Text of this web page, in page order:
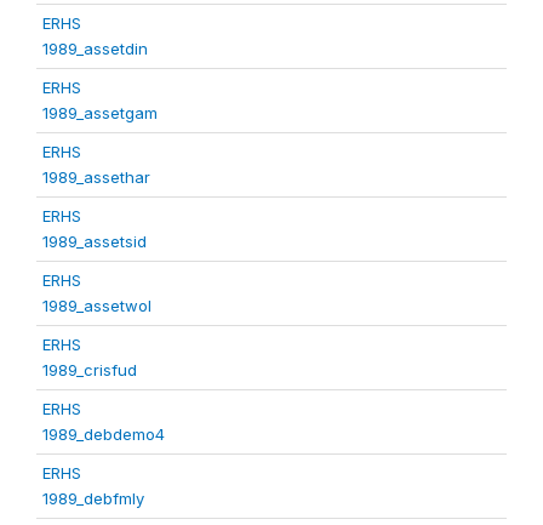
ERHS
1989_assetdin
ERHS
1989_assetgam
ERHS
1989_assethar
ERHS
1989_assetsid
ERHS
1989_assetwol
ERHS
1989_crisfud
ERHS
1989_debdemo4
ERHS
1989_debfmly